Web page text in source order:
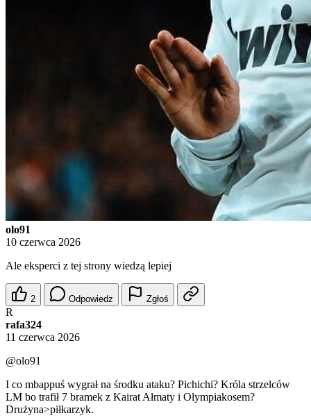
olo91
10 czerwca 2026
Ale eksperci z tej strony wiedzą lepiej
2 Odpowiedz Zgłoś
R
rafa324
11 czerwca 2026
@olo91
I co mbappuś wygrał na środku ataku? Pichichi? Króla strzelców
LM bo trafił 7 bramek z Kairat Ałmaty i Olympiakosem?
Drużyna>piłkarzyk.